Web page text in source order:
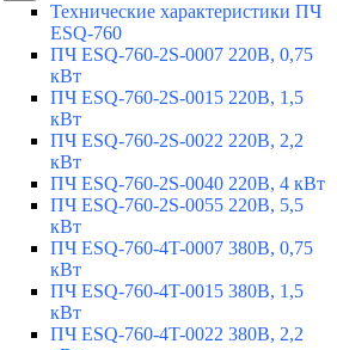
Технические характеристики ПЧ
ESQ-760
ПЧ ESQ-760-2S-0007 220В, 0,75
кВт
ПЧ ESQ-760-2S-0015 220В, 1,5
кВт
ПЧ ESQ-760-2S-0022 220В, 2,2
кВт
ПЧ ESQ-760-2S-0040 220В, 4 кВт
ПЧ ESQ-760-2S-0055 220В, 5,5
кВт
ПЧ ESQ-760-4T-0007 380В, 0,75
кВт
ПЧ ESQ-760-4T-0015 380В, 1,5
кВт
ПЧ ESQ-760-4T-0022 380В, 2,2